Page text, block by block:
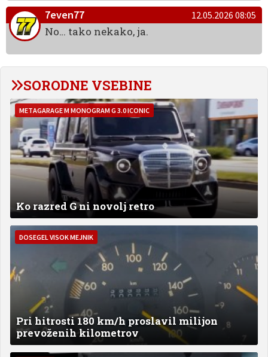
7even77
12.05.2026 08:05
No… tako nekako, ja.
SORODNE VSEBINE
METAGARAGE M MONOGRAM G 3.0 ICONIC
Ko razred G ni novolj retro
DOSEGEL VISOK MEJNIK
Pri hitrosti 180 km/h proslavil milijon
prevoženih kilometrov